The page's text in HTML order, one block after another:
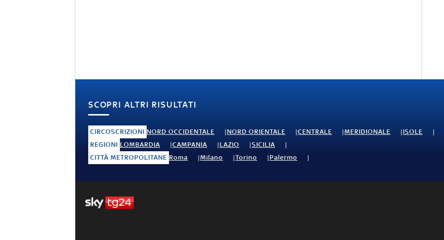
SCOPRI ALTRI RISULTATI
CIRCOSCRIZIONI NORD OCCIDENTALE NORD ORIENTALE CENTRALE MERIDIONALE
ISOLE
REGIONI LOMBARDIA CAMPANIA LAZIO
SICILIA
CITTÀ METROPOLITANE Roma Milano Torino Palermo